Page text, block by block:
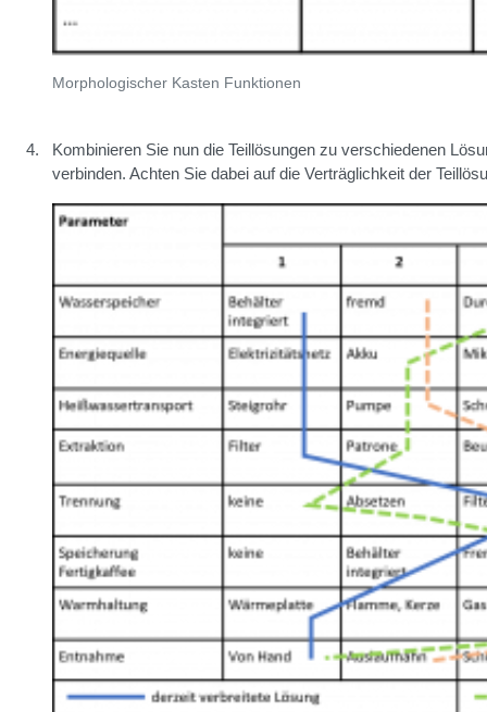
Morphologischer Kasten Funktionen
Kombinieren Sie nun die Teillösungen zu verschiedenen
verbinden. Achten Sie dabei auf die Verträglichkeit der